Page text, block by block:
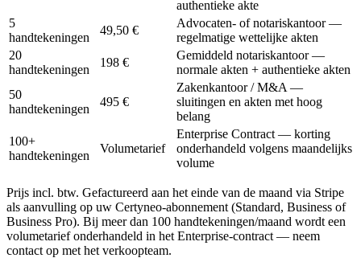
authentieke akte
5
handtekeningen
49,50 €
Advocaten- of notariskantoor —
regelmatige wettelijke akten
20
handtekeningen
198 €
Gemiddeld notariskantoor —
normale akten + authentieke akten
50
handtekeningen
495 €
Zakenkantoor / M&A —
sluitingen en akten met hoog
belang
100+
handtekeningen
Volumetarief
Enterprise Contract — korting
onderhandeld volgens maandelijks
volume
Prijs incl. btw. Gefactureerd aan het einde van de maand via Stripe
als aanvulling op uw Certyneo-abonnement (Standard, Business of
Business Pro). Bij meer dan 100 handtekeningen/maand wordt een
volumetarief onderhandeld in het Enterprise-contract — neem
contact op met het verkoopteam.